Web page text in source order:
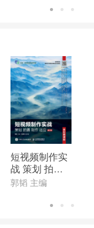
短视频制作实
战 策划 拍摄
制作 运营(全
郭韬 主编